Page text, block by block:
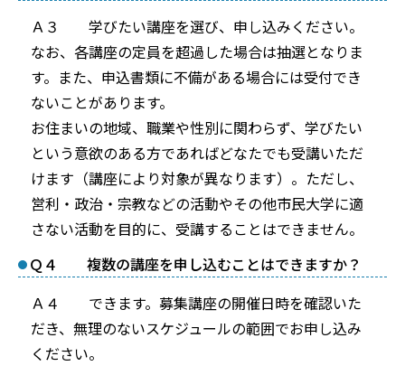
Ａ３ 学びたい講座を選び、申し込みください。
なお、各講座の定員を超過した場合は抽選となりま
す。また、申込書類に不備がある場合には受付でき
ないことがあります。
お住まいの地域、職業や性別に関わらず、学びたい
という意欲のある方であればどなたでも受講いただ
けます（講座により対象が異なります）。ただし、
営利・政治・宗教などの活動やその他市民大学に適
さない活動を目的に、受講することはできません。
Ｑ４ 複数の講座を申し込むことはできますか？
Ａ４ できます。募集講座の開催日時を確認いた
だき、無理のないスケジュールの範囲でお申し込み
ください。